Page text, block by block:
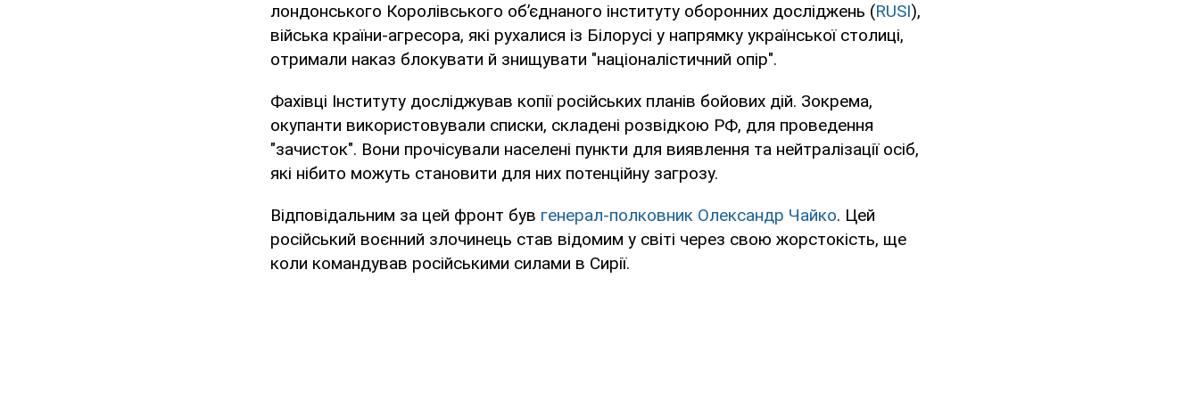
лондонського Королівського об’єднаного інституту оборонних досліджень (RUSI),
війська країни-агресора, які рухалися із Білорусі у напрямку української столиці,
отримали наказ блокувати й знищувати "націоналістичний опір".
Фахівці Інституту досліджував копії російських планів бойових дій. Зокрема,
окупанти використовували списки, складені розвідкою РФ, для проведення
"зачисток". Вони прочісували населені пункти для виявлення та нейтралізації осіб,
які нібито можуть становити для них потенційну загрозу.
Відповідальним за цей фронт був генерал-полковник Олександр Чайко. Цей
російський воєнний злочинець став відомим у світі через свою жорстокість, ще
коли командував російськими силами в Сирії.